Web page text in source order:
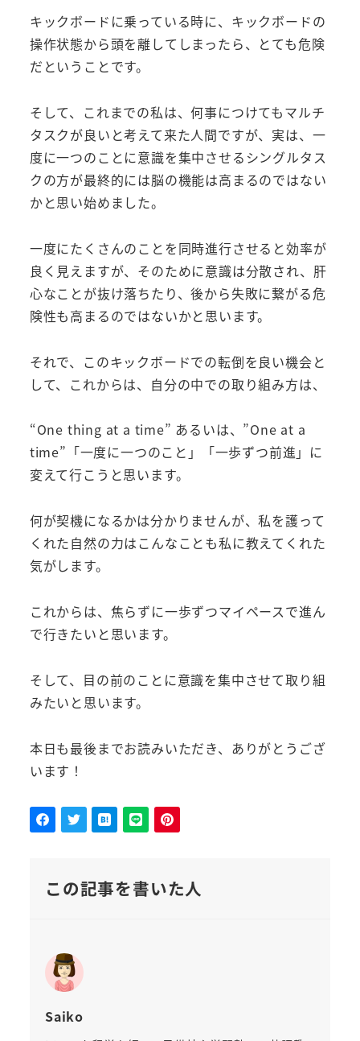
キックボードに乗っている時に、キックボードの
操作状態から頭を離してしまったら、とても危険
だということです。
そして、これまでの私は、何事につけてもマルチ
タスクが良いと考えて来た人間ですが、実は、一
度に一つのことに意識を集中させるシングルタス
クの方が最終的には脳の機能は高まるのではない
かと思い始めました。
一度にたくさんのことを同時進行させると効率が
良く見えますが、そのために意識は分散され、肝
心なことが抜け落ちたり、後から失敗に繋がる危
険性も高まるのではないかと思います。
それで、このキックボードでの転倒を良い機会と
して、これからは、自分の中での取り組み方は、
“One thing at a time” あるいは、”One at a
time”「一度に一つのこと」「一歩ずつ前進」に
変えて行こうと思います。
何が契機になるかは分かりませんが、私を護って
くれた自然の力はこんなことも私に教えてくれた
気がします。
これからは、焦らずに一歩ずつマイペースで進ん
で行きたいと思います。
そして、目の前のことに意識を集中させて取り組
みたいと思います。
本日も最後までお読みいただき、ありがとうござ
います！
この記事を書いた人
Saiko